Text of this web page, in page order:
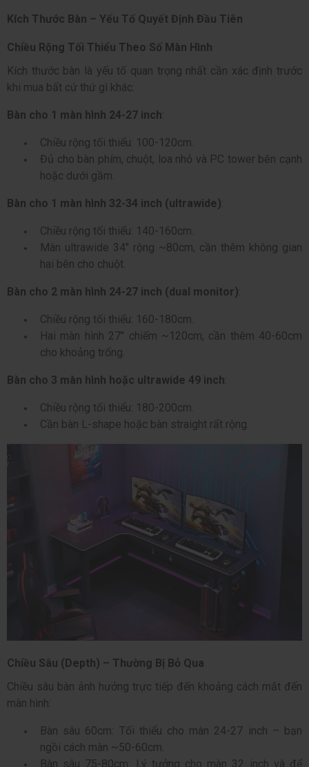
Kích Thước Bàn – Yếu Tố Quyết Định Đầu Tiên
Chiều Rộng Tối Thiểu Theo Số Màn Hình
Kích thước bàn là yếu tố quan trọng nhất cần xác định trước
khi mua bất cứ thứ gì khác:
Bàn cho 1 màn hình 24-27 inch:
Chiều rộng tối thiểu: 100-120cm.
Đủ cho bàn phím, chuột, loa nhỏ và PC tower bên cạnh
hoặc dưới gầm.
Bàn cho 1 màn hình 32-34 inch (ultrawide):
Chiều rộng tối thiểu: 140-160cm.
Màn ultrawide 34" rộng ~80cm, cần thêm không gian
hai bên cho chuột.
Bàn cho 2 màn hình 24-27 inch (dual monitor):
Chiều rộng tối thiểu: 160-180cm.
Hai màn hình 27" chiếm ~120cm, cần thêm 40-60cm
cho khoảng trống.
Bàn cho 3 màn hình hoặc ultrawide 49 inch:
Chiều rộng tối thiểu: 180-200cm.
Cần bàn L-shape hoặc bàn straight rất rộng.
Chiều Sâu (Depth) – Thường Bị Bỏ Qua
Chiều sâu bàn ảnh hưởng trực tiếp đến khoảng cách mắt đến
màn hình:
Bàn sâu 60cm: Tối thiểu cho màn 24-27 inch – bạn
ngồi cách màn ~50-60cm.
Bàn sâu 75-80cm: Lý tưởng cho màn 32 inch và để